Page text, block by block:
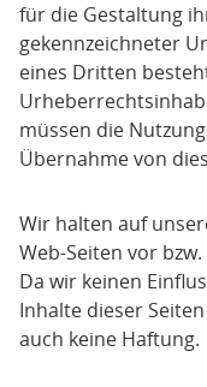
für die Gestaltung
gekennzeichneter
eines Dritten
müssen die
Übernahme von
Wir halten auf
Web-Seiten vor
Da wir keinen
Inhalte dieser
auch keine Haftung.